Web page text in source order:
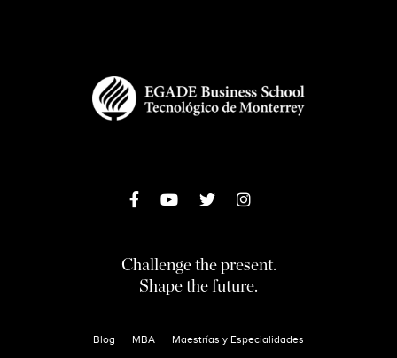
Challenge the present.
Shape the future.
Blog MBA Maestrías y Especialidades